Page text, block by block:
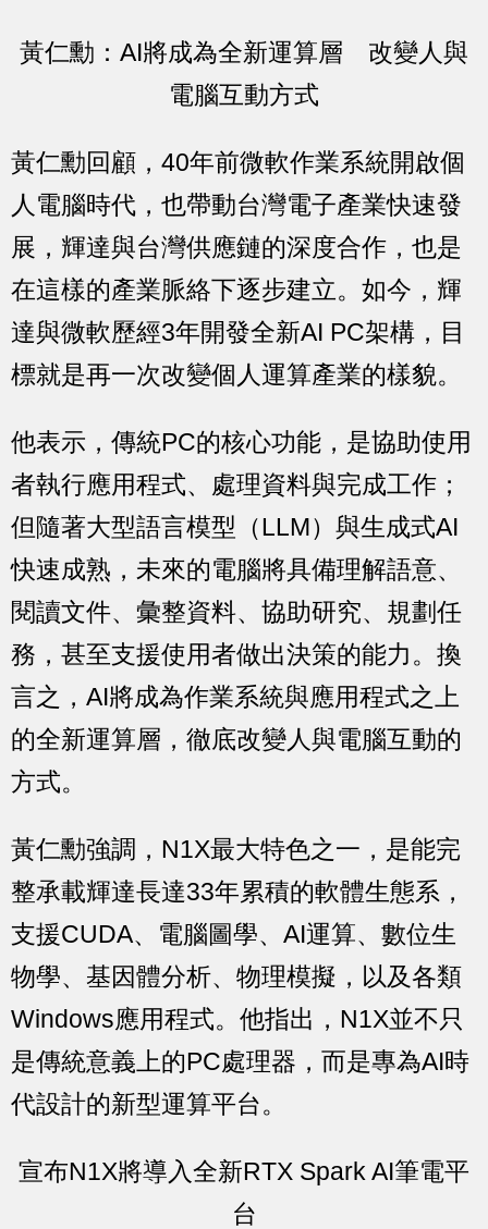
黃仁勳：AI將成為全新運算層 改變人與
電腦互動方式
黃仁勳回顧，40年前微軟作業系統開啟個
人電腦時代，也帶動台灣電子產業快速發
展，輝達與台灣供應鏈的深度合作，也是
在這樣的產業脈絡下逐步建立。如今，輝
達與微軟歷經3年開發全新AI PC架構，目
標就是再一次改變個人運算產業的樣貌。
他表示，傳統PC的核心功能，是協助使用
者執行應用程式、處理資料與完成工作；
但隨著大型語言模型（LLM）與生成式AI
快速成熟，未來的電腦將具備理解語意、
閱讀文件、彙整資料、協助研究、規劃任
務，甚至支援使用者做出決策的能力。換
言之，AI將成為作業系統與應用程式之上
的全新運算層，徹底改變人與電腦互動的
方式。
黃仁勳強調，N1X最大特色之一，是能完
整承載輝達長達33年累積的軟體生態系，
支援CUDA、電腦圖學、AI運算、數位生
物學、基因體分析、物理模擬，以及各類
Windows應用程式。他指出，N1X並不只
是傳統意義上的PC處理器，而是專為AI時
代設計的新型運算平台。
宣布N1X將導入全新RTX Spark AI筆電平
台